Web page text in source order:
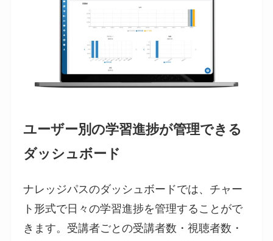
ユーザー別の学習進捗が管理できる
ダッシュボード
ナレッジパスのダッシュボードでは、チャー
ト形式で日々の学習進捗を管理することがで
きます。受講者ごとの受講者数・視聴者数・